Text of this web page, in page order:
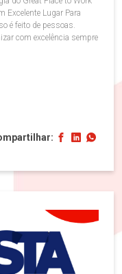
Excelente Lugar Para
é feito de pessoas.
com excelência sempre